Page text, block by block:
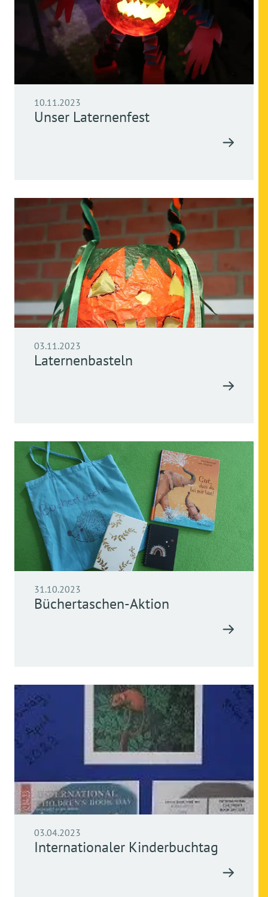
10.11.2023
Unser Laternenfest
03.11.2023
Laternenbasteln
31.10.2023
Büchertaschen-Aktion
03.04.2023
Internationaler Kinderbuchtag